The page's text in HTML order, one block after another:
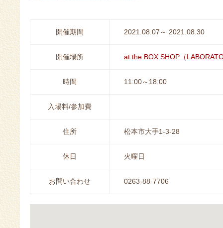
開催期間 2021.08.07～ 2021.08.30
開催場所 at the BOX SHOP（
時間 11:00～18:00
入場料/参加費
住所 松本市大手1-3-28
休日 火曜日
お問い合わせ 0263-88-7706